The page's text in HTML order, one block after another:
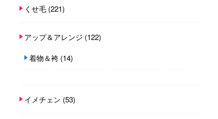
くせ毛 (221)
アップ＆アレンジ (122)
着物＆袴 (14)
イメチェン (53)